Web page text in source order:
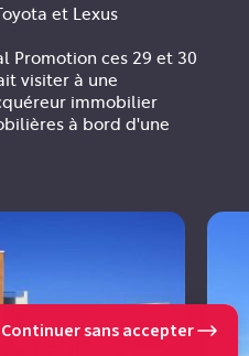
Continuer sans accepter
et Lexus
Promotion ces 29 et 30
visiter à une
immobilier
à bord d'une